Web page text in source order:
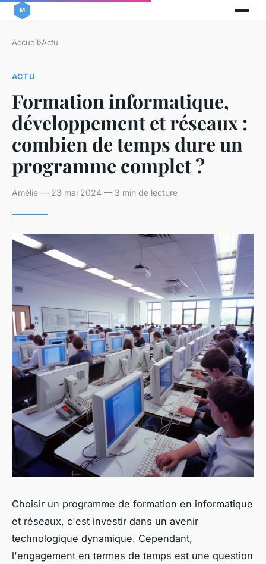
Accueil›Actu
ACTU
Formation informatique,
développement et réseaux :
combien de temps dure un
programme complet ?
Amélie — 23 mai 2024 — 3 min de lecture
Choisir un programme de formation en informatique
et réseaux, c'est investir dans un avenir
technologique dynamique. Cependant,
l'engagement en termes de temps est une question